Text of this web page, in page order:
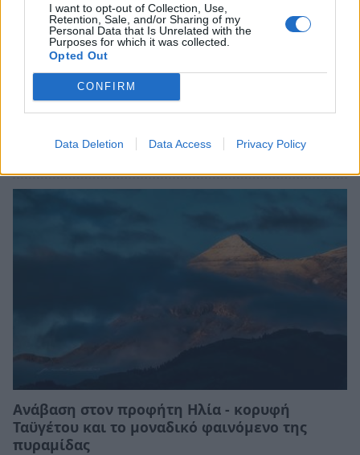
I want to opt-out of Collection, Use,
Retention, Sale, and/or Sharing of my
Personal Data that Is Unrelated with the
Purposes for which it was collected.
Opted Out
CONFIRM
Data Deletion Data Access Privacy Policy
Ο Όλυμπος ανακηρύχθηκε Μνημείο
Ανάβαση στον προφήτη Ηλία - κορυφή
Ταϋγέτου και το μοναδικό φαινόμενο της
πυραμίδας